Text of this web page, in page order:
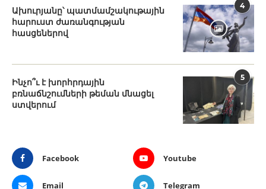
4
Ախուրյանը՝ պատմամշակութային
հարուստ ժառանգության
հասցեներով
5
Ինչո՞ւ է խորհրդային
բռնաճնշումների թեման մնացել
ստվերում
Facebook Youtube
Email Telegram